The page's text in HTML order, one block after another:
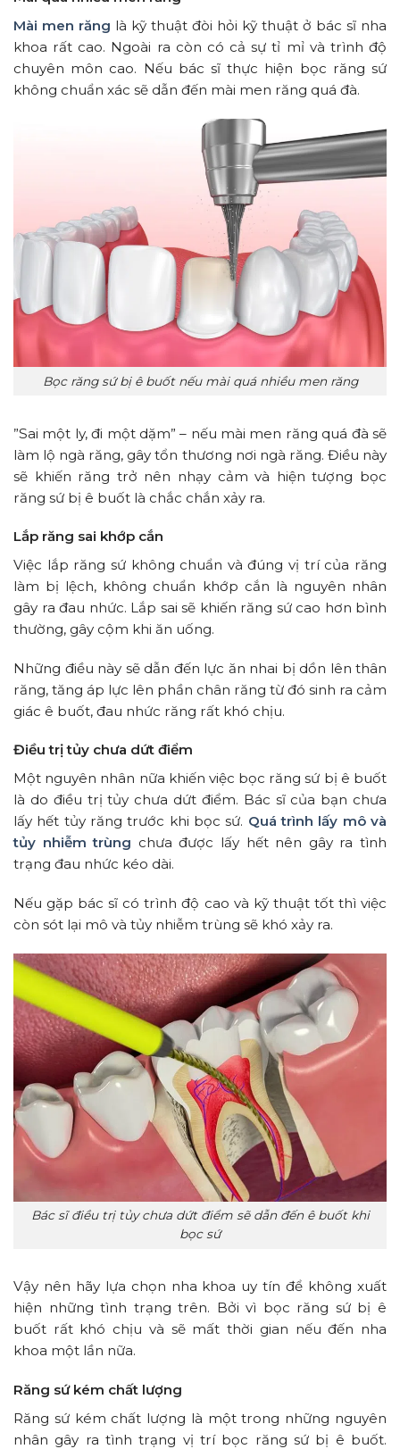
Mài men răng là kỹ thuật đòi hỏi kỹ thuật ở bác sĩ nha
khoa rất cao. Ngoài ra còn có cả sự tỉ mỉ và trình độ
chuyên môn cao. Nếu bác sĩ thực hiện bọc răng sứ
không chuẩn xác sẽ dẫn đến mài men răng quá đà.
Bọc răng sứ bị ê buốt nếu mài quá nhiều men răng
”Sai một ly, đi một dặm” – nếu mài men răng quá đà sẽ
làm lộ ngà răng, gây tổn thương nơi ngà răng. Điều này
sẽ khiến răng trở nên nhạy cảm và hiện tượng bọc
răng sứ bị ê buốt là chắc chắn xảy ra.
Lắp răng sai khớp cắn
Việc lắp răng sứ không chuẩn và đúng vị trí của răng
làm bị lệch, không chuẩn khớp cắn là nguyên nhân
gây ra đau nhức. Lắp sai sẽ khiến răng sứ cao hơn bình
thường, gây cộm khi ăn uống.
Những điều này sẽ dẫn đến lực ăn nhai bị dồn lên thân
răng, tăng áp lực lên phần chân răng từ đó sinh ra cảm
giác ê buốt, đau nhức răng rất khó chịu.
Điều trị tủy chưa dứt điểm
Một nguyên nhân nữa khiến việc bọc răng sứ bị ê buốt
là do điều trị tủy chưa dứt điểm. Bác sĩ của bạn chưa
lấy hết tủy răng trước khi bọc sứ. Quá trình lấy mô và
tủy nhiễm trùng chưa được lấy hết nên gây ra tình
trạng đau nhức kéo dài.
Nếu gặp bác sĩ có trình độ cao và kỹ thuật tốt thì việc
còn sót lại mô và tủy nhiễm trùng sẽ khó xảy ra.
Bác sĩ điều trị tủy chưa dứt điểm sẽ dẫn đến ê buốt khi
bọc sứ
Vậy nên hãy lựa chọn nha khoa uy tín để không xuất
hiện những tình trạng trên. Bởi vì bọc răng sứ bị ê
buốt rất khó chịu và sẽ mất thời gian nếu đến nha
khoa một lần nữa.
Răng sứ kém chất lượng
Răng sứ kém chất lượng là một trong những nguyên
nhân gây ra tình trạng vị trí bọc răng sứ bị ê buốt.